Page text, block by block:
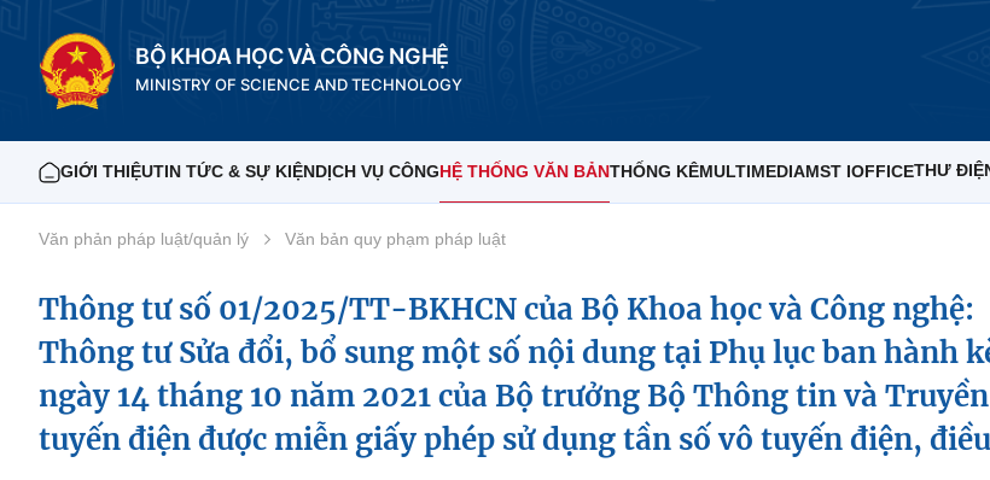
BỘ KHOA HỌC VÀ CÔNG NGHỆ
MINISTRY OF SCIENCE AND TECHNOLOGY
GIỚI THIỆUTIN TỨC & SỰ KIỆNDỊCH VỤ CÔNGHỆ THỐNG VĂN BẢNTHỐNG KÊMULTIMEDIAMST IOFFICETHƯ
Văn phản pháp luật/quản lý Văn bản quy phạm pháp luật
Thông tư số 01/2025/TT-BKHCN của Bộ Khoa học và Công nghệ:
Thông tư Sửa đổi, bổ sung một số nội dung tại Phụ lục ban hành
ngày 14 tháng 10 năm 2021 của Bộ trưởng Bộ Thông tin và
tuyến điện được miễn giấy phép sử dụng tần số vô tuyến điện,